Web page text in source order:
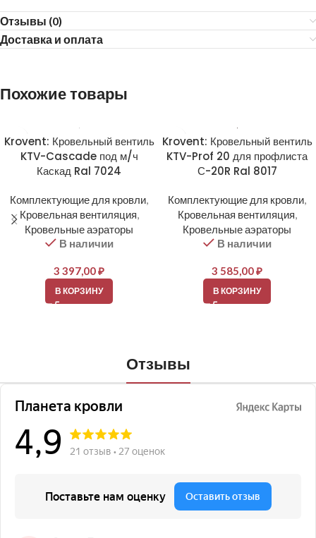
Отзывы (0)
Доставка и оплата
Похожие товары
Krovent: Кровельный вентиль
KTV-Cascade под м/ч
Каскад Ral 7024
Комплектующие для кровли,
Кровельная вентиляция,
Кровельные аэраторы
В наличии
3 397,00₽
В КОРЗИНУ
Krovent: Кровельный вентиль
KTV-Prof 20 для профлиста
С-20R Ral 8017
Комплектующие для кровли,
Кровельная вентиляция,
Кровельные аэраторы
В наличии
3 585,00₽
В КОРЗИНУ
Отзывы